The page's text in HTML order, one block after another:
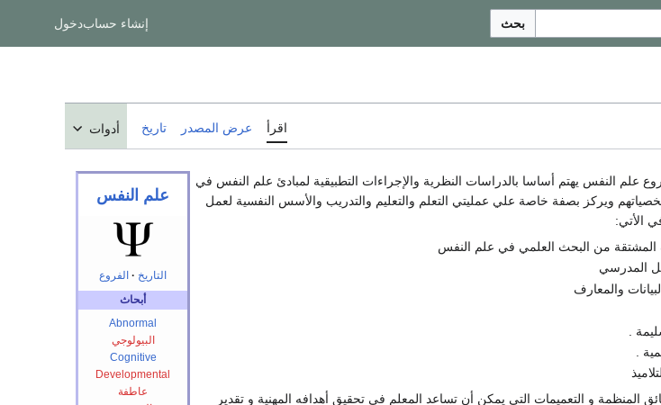
بحث إنشاء حسابدخول
اقرأ عرض المصدر تاريخ أدوات
علم النفس
التاريخ · الفروع
أبحاث
Abnormal
البيولوجي
Cognitive
Developmental
عاطفة
النفس يهتم أساسا بالدراسات النظرية والإجراءات التطبيقية لمبادئ علم النفس في
ويركز بصفة خاصة علي عمليتي التعلم والتعليم والتدريب والأسس النفسية لعمل
الأتي:
من البحث العلمي في علم النفس
المدرسي
والمعارف
.
.
المنظمة و التعميمات التي يمكن أن تساعد المعلم في تحقيق أهدافه المهنية و تقدير